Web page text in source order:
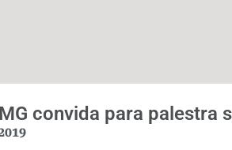
convida para palestra